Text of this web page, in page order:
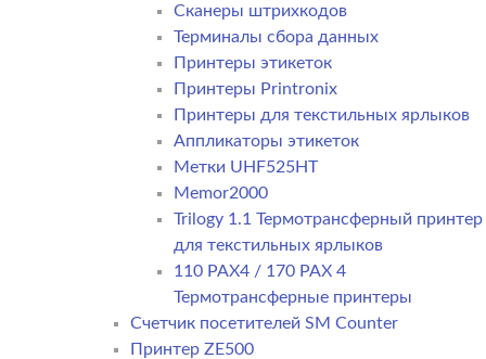
Сканеры штрихкодов
Терминалы сбора данных
Принтеры этикеток
Принтеры Printronix
Принтеры для текстильных ярлыков
Аппликаторы этикеток
Метки UHF525HT
Memor2000
Trilogy 1.1 Термотрансферный принтер
для текстильных ярлыков
110 PAX4 / 170 PAX 4
Термотрансферные принтеры
Счетчик посетителей SM Counter
Принтер ZE500